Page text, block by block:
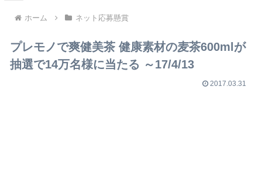
ホーム ネット応募懸賞
プレモノで爽健美茶 健康素材の麦茶600mlが
抽選で14万名様に当たる ～17/4/13
2017.03.31